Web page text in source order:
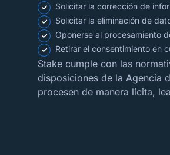
Solicitar la corrección de
Solicitar la eliminación de
Oponerse al procesamiento
Retirar el consentimiento en
Stake cumple con las
disposiciones de la Agencia
procesen de manera lícita,